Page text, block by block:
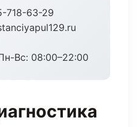
718-63-29
Вс: 08:00–22:00